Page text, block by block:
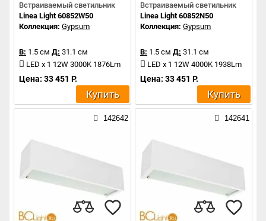
Встраиваемый светильник
Linea Light 60852W50
Коллекция: Gypsum
В: 1.5 см Д: 31.1 см
LED x 1 12W 3000K 1876Lm
Цена: 33 451 Р.
Купить
Встраиваемый светильник
Linea Light 60852N50
Коллекция: Gypsum
В: 1.5 см Д: 31.1 см
LED x 1 12W 4000K 1938Lm
Цена: 33 451 Р.
Купить
142642 142641